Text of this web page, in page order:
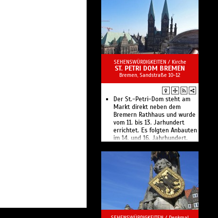
SEHENSWÜRDIGKEITEN / Kirche
ST. PETRI DOM BREMEN
Bremen, Sandstraße 10-12
Der St.-Petri-Dom steht am
Markt direkt neben dem
Bremern Rathhaus und wurde
vom 11. bis 13. Jarhundert
errichtet. Es folgten Anbauten
im 14. und 16. Jahrhundert.